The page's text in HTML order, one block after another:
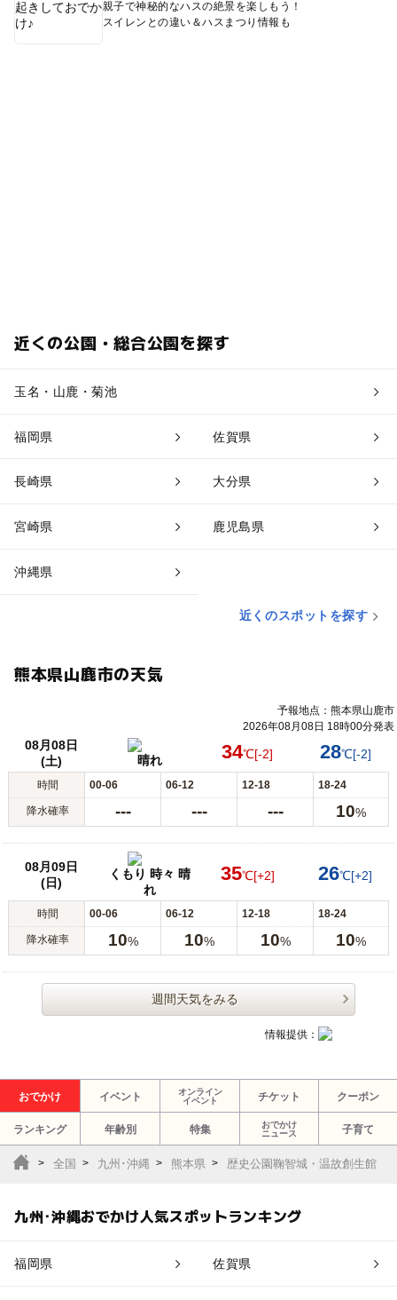
親子で神秘的なハスの絶景を楽しもう！
スイレンとの違い＆ハスまつり情報も
近くの公園・総合公園を探す
玉名・山鹿・菊池
福岡県 佐賀県
長崎県 大分県
宮崎県 鹿児島県
沖縄県
近くのスポットを探す
熊本県山鹿市の天気
予報地点：熊本県山鹿市
2026年08月08日 18時00分発表
08月08日
(土)
晴れ 34℃[-2] 28℃[-2]
時間 00-06 06-12 12-18 18-24
降水確率 --- --- --- 10%
08月09日
(日)
くもり 時々 晴
れ
35℃[+2] 26℃[+2]
時間 00-06 06-12 12-18 18-24
降水確率 10% 10% 10% 10%
週間天気をみる
情報提供：
おでかけ イベント
オンライン
イベント
チケット クーポン
ランキング 年齢別 特集
おでかけ
ニュース
子育て
全国 九州･沖縄 熊本県 歴史公園鞠智城・温故創生館
九州･沖縄おでかけ人気スポットランキング
福岡県 佐賀県